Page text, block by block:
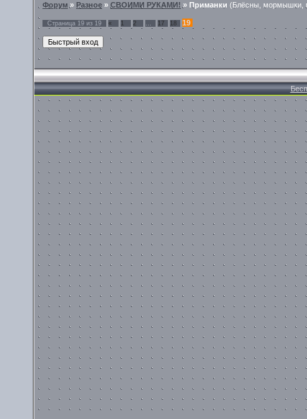
Форум » Разное » СВОИМИ РУКАМИ! » Приманки (Блёсны, мормышки,
Страница 19 из 19 « 1 2 … 17 18 19